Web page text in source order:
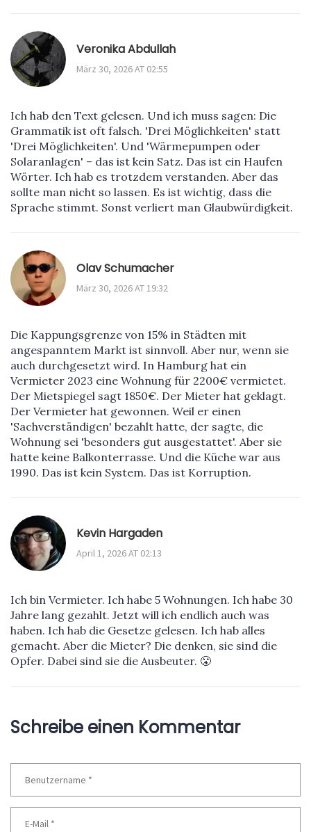
Veronika Abdullah
März 30, 2026 AT 02:55
Ich hab den Text gelesen. Und ich muss sagen: Die
Grammatik ist oft falsch. 'Drei Möglichkeiten' statt
'Drei Möglichkeiten'. Und 'Wärmepumpen oder
Solaranlagen' – das ist kein Satz. Das ist ein Haufen
Wörter. Ich hab es trotzdem verstanden. Aber das
sollte man nicht so lassen. Es ist wichtig, dass die
Sprache stimmt. Sonst verliert man Glaubwürdigkeit.
Olav Schumacher
März 30, 2026 AT 19:32
Die Kappungsgrenze von 15% in Städten mit
angespanntem Markt ist sinnvoll. Aber nur, wenn sie
auch durchgesetzt wird. In Hamburg hat ein
Vermieter 2023 eine Wohnung für 2200€ vermietet.
Der Mietspiegel sagt 1850€. Der Mieter hat geklagt.
Der Vermieter hat gewonnen. Weil er einen
'Sachverständigen' bezahlt hatte, der sagte, die
Wohnung sei 'besonders gut ausgestattet'. Aber sie
hatte keine Balkonterrasse. Und die Küche war aus
1990. Das ist kein System. Das ist Korruption.
Kevin Hargaden
April 1, 2026 AT 02:13
Ich bin Vermieter. Ich habe 5 Wohnungen. Ich habe 30
Jahre lang gezahlt. Jetzt will ich endlich auch was
haben. Ich hab die Gesetze gelesen. Ich hab alles
gemacht. Aber die Mieter? Die denken, sie sind die
Opfer. Dabei sind sie die Ausbeuter. 😤
Schreibe einen Kommentar